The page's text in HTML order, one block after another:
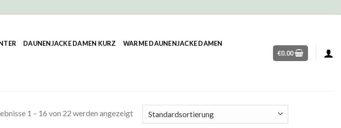
DAUNENJACKE DAMEN KURZ WARME DAUNENJACKE DAMEN
€0.00
1 – 16 von 22 werden angezeigt